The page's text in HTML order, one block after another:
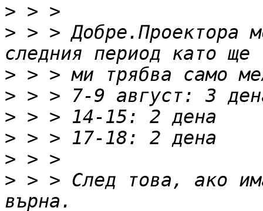
>
> > > Добре.Проектора
>
>
>
>
>
> > > След това, ако